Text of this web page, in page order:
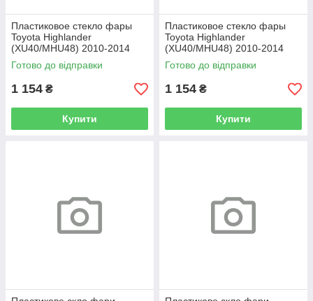
Пластиковое стекло фары
Toyota Highlander
(XU40/MHU48) 2010-2014
левое (водительское)
Готово до відправки
1 154 ₴
Купити
Пластиковое стекло фары
Toyota Highlander
(XU40/MHU48) 2010-2014
правое (пассажирское)
Готово до відправки
1 154 ₴
Купити